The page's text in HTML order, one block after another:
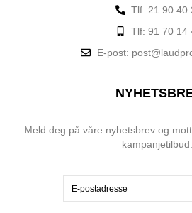
View Privacy Policy
View
Sojern, Inc.
Tlf: 21 90 40
Tlf: 91 70 14
E-post:
Meld deg på våre nyhetsbrev og
kampanjetilbud.